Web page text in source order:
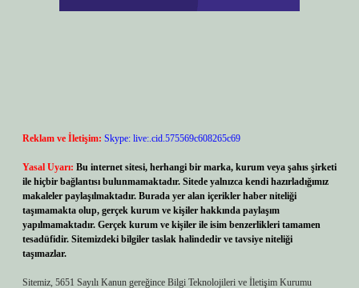
Reklam ve İletişim: Skype: live:.cid.575569c608265c69
Yasal Uyarı: Bu internet sitesi, herhangi bir marka, kurum veya şahıs şirketi
ile hiçbir bağlantısı bulunmamaktadır. Sitede yalnızca kendi hazırladığımız
makaleler paylaşılmaktadır. Burada yer alan içerikler haber niteliği
taşımamakta olup, gerçek kurum ve kişiler hakkında paylaşım
yapılmamaktadır. Gerçek kurum ve kişiler ile isim benzerlikleri tamamen
tesadüfidir. Sitemizdeki bilgiler taslak halindedir ve tavsiye niteliği
taşımazlar.
Sitemiz, 5651 Sayılı Kanun gereğince Bilgi Teknolojileri ve İletişim Kurumu